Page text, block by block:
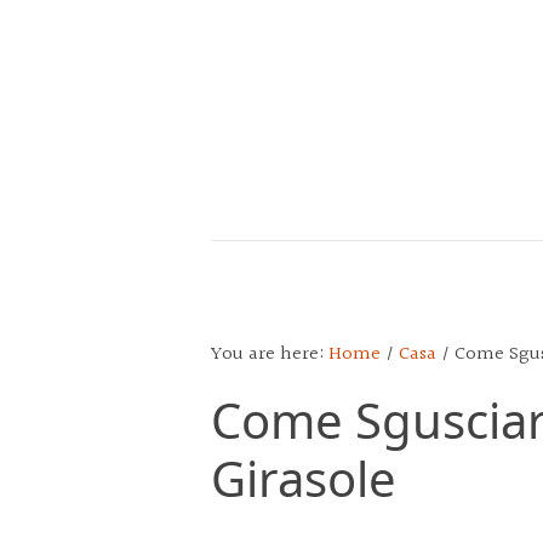
POPOLO
You are here:Home / Casa / Come
Come
Girasole